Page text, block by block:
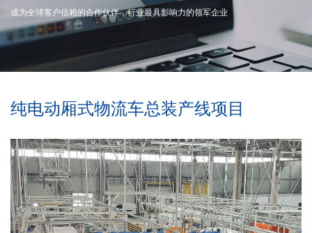
成为全球客户信赖的合作伙伴，行业最具影响力的领军企业
纯电动厢式物流车总装产线项目